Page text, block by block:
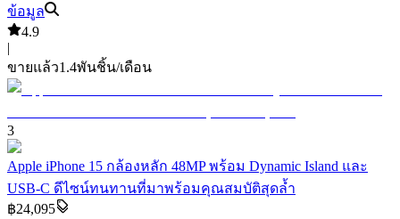
ข้อมูล
4.9
|
ขายแล้ว1.4พันชิ้น/เดือน
3
Apple iPhone 15 กล้องหลัก 48MP พร้อม Dynamic Island และ
USB-C ดีไซน์ทนทานที่มาพร้อมคุณสมบัติสุดล้ำ
฿24,095